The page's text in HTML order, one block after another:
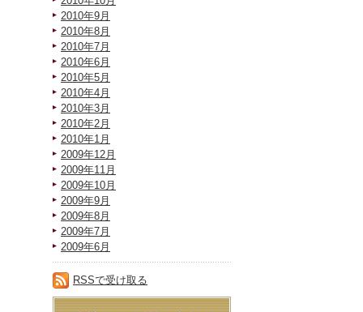
2010年9月
2010年8月
2010年7月
2010年6月
2010年5月
2010年4月
2010年3月
2010年2月
2010年1月
2009年12月
2009年11月
2009年10月
2009年9月
2009年8月
2009年7月
2009年6月
RSSで受け取る